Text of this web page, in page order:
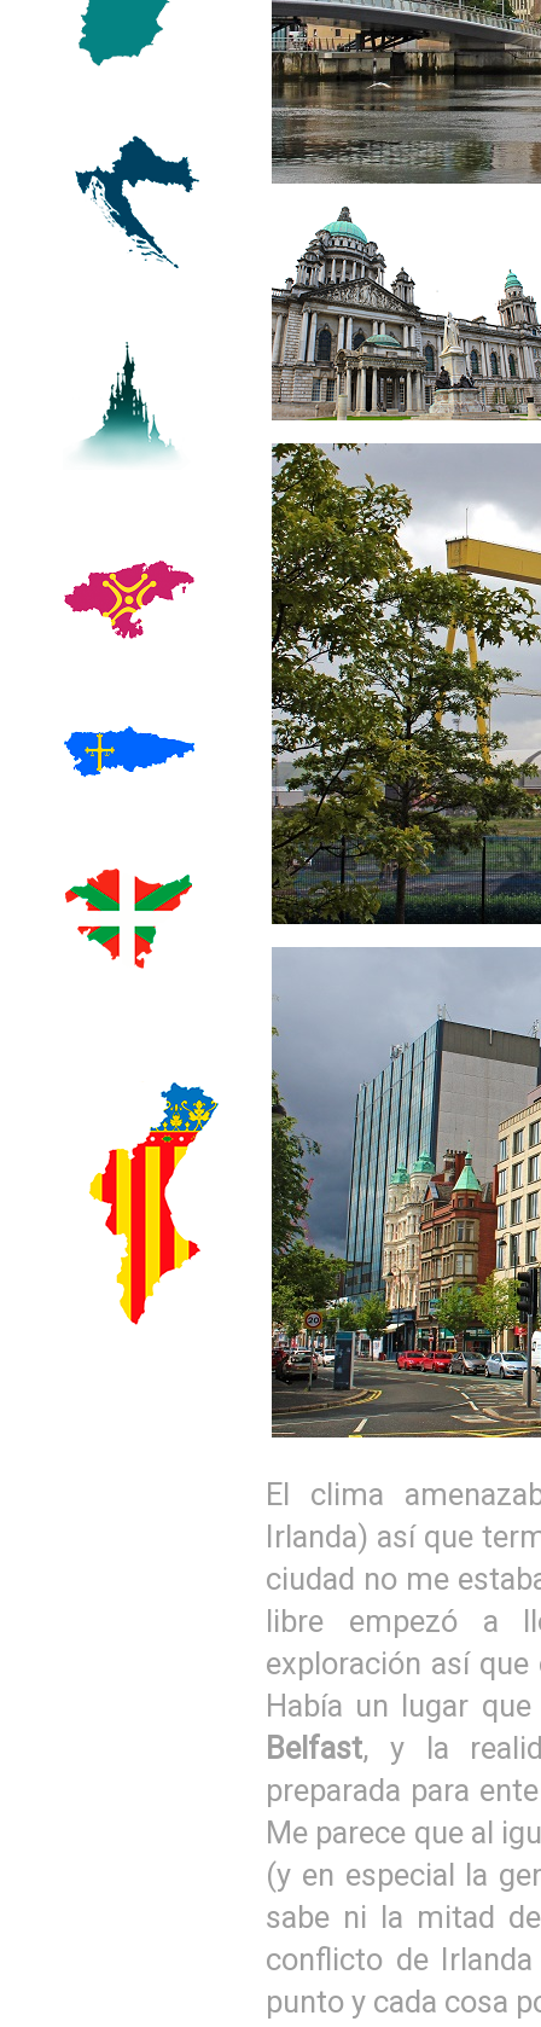
El clima
Irlanda) así que
ciudad no me
libre empezó a
exploración así
Había un lugar
Belfast, y la
preparada para
Me parece que al
(y en especial la
sabe ni la mitad
conflicto de
punto y cada cosa